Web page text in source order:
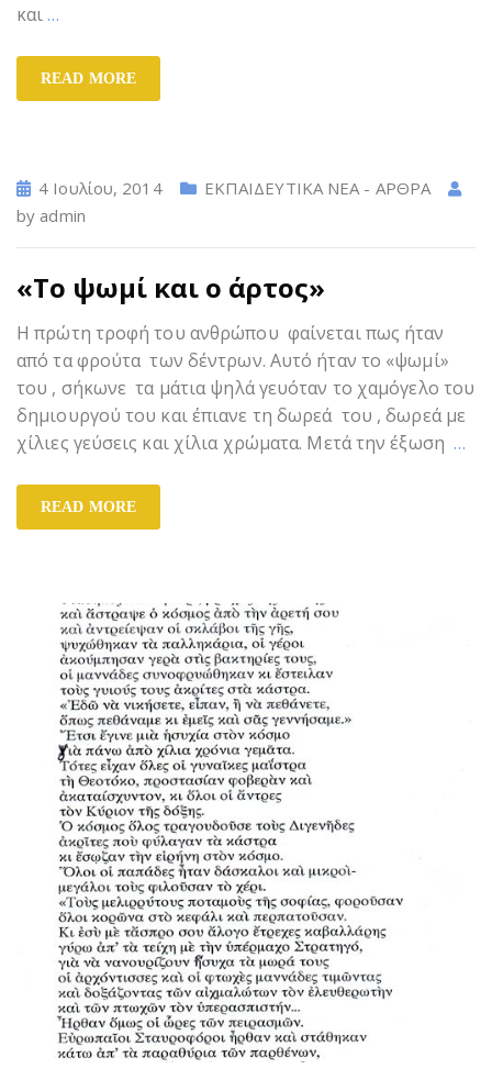
και…
READ MORE
4 Ιουλίου, 2014
ΕΚΠΑΙΔΕΥΤΙΚΑ ΝΕΑ - ΑΡΘΡΑ
by admin
«Το ψωμί και ο άρτος»
Η πρώτη τροφή του ανθρώπου φαίνεται πως ήταν
από τα φρούτα των δέντρων. Αυτό ήταν το «ψωμί»
του , σήκωνε τα μάτια ψηλά γευόταν το χαμόγελο του
δημιουργού του και έπιανε τη δωρεά του , δωρεά με
χίλιες γεύσεις και χίλια χρώματα. Μετά την έξωση…
READ MORE